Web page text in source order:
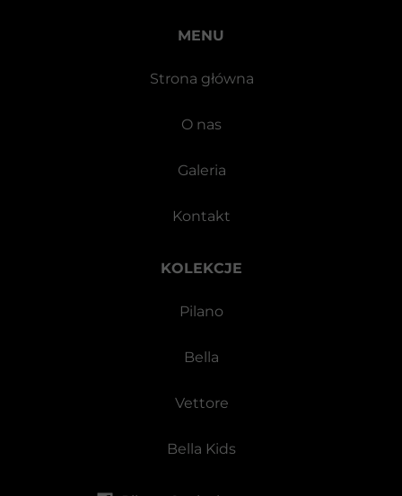
KOLEKCJE
Pilano
Bella
Vettore
Bella Kids
MENU
Strona główna
O nas
Galeria
Kontakt